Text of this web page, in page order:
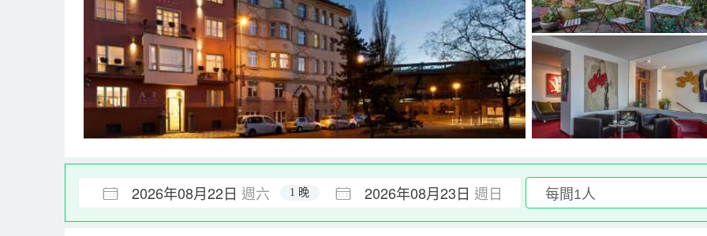
2026年08月22日 週六 2026年08月23日 週日
1 晚